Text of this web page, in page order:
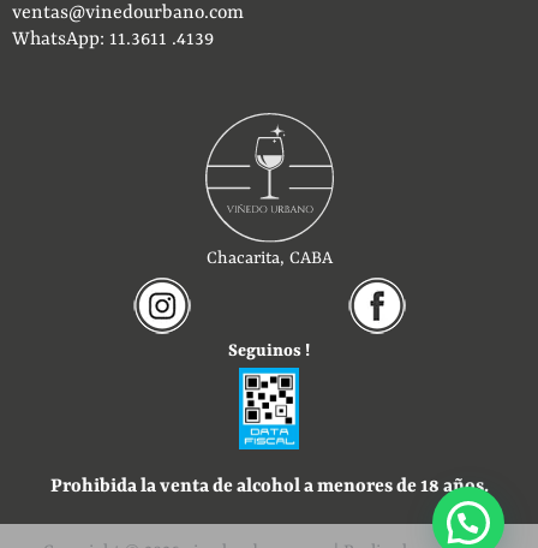
ventas@vinedourbano.com
WhatsApp: 11.3611 .4139
Chacarita, CABA
Seguinos !
Prohibida la venta de alcohol a menores de 18 años.